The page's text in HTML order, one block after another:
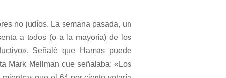
no judíos. La semana pasada, un
a todos (o a la mayoría) de los
Señalé que Hamas puede
Mark Mellman que señalaba: «Los